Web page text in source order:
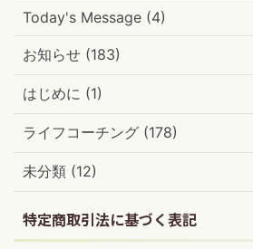
Today's Message (4)
お知らせ (183)
はじめに (1)
ライフコーチング (178)
未分類 (12)
特定商取引法に基づく表記